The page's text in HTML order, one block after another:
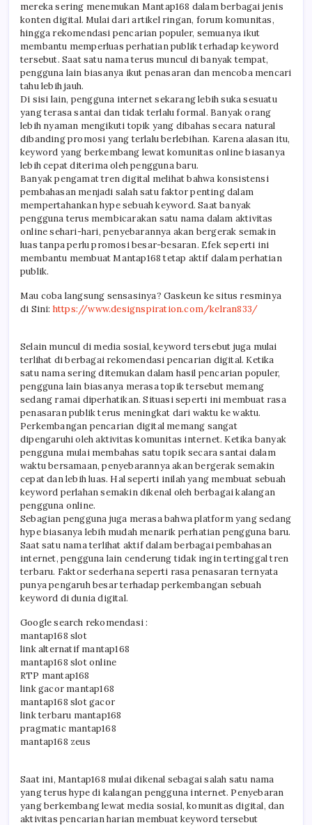
mereka sering menemukan Mantap168 dalam berbagai jenis
konten digital. Mulai dari artikel ringan, forum komunitas,
hingga rekomendasi pencarian populer, semuanya ikut
membantu memperluas perhatian publik terhadap keyword
tersebut. Saat satu nama terus muncul di banyak tempat,
pengguna lain biasanya ikut penasaran dan mencoba mencari
tahu lebih jauh.
Di sisi lain, pengguna internet sekarang lebih suka sesuatu
yang terasa santai dan tidak terlalu formal. Banyak orang
lebih nyaman mengikuti topik yang dibahas secara natural
dibanding promosi yang terlalu berlebihan. Karena alasan itu,
keyword yang berkembang lewat komunitas online biasanya
lebih cepat diterima oleh pengguna baru.
Banyak pengamat tren digital melihat bahwa konsistensi
pembahasan menjadi salah satu faktor penting dalam
mempertahankan hype sebuah keyword. Saat banyak
pengguna terus membicarakan satu nama dalam aktivitas
online sehari-hari, penyebarannya akan bergerak semakin
luas tanpa perlu promosi besar-besaran. Efek seperti ini
membantu membuat Mantap168 tetap aktif dalam perhatian
publik.
Mau coba langsung sensasinya? Gaskeun ke situs resminya
di Sini: https://www.designspiration.com/kelran833/
Selain muncul di media sosial, keyword tersebut juga mulai
terlihat di berbagai rekomendasi pencarian digital. Ketika
satu nama sering ditemukan dalam hasil pencarian populer,
pengguna lain biasanya merasa topik tersebut memang
sedang ramai diperhatikan. Situasi seperti ini membuat rasa
penasaran publik terus meningkat dari waktu ke waktu.
Perkembangan pencarian digital memang sangat
dipengaruhi oleh aktivitas komunitas internet. Ketika banyak
pengguna mulai membahas satu topik secara santai dalam
waktu bersamaan, penyebarannya akan bergerak semakin
cepat dan lebih luas. Hal seperti inilah yang membuat sebuah
keyword perlahan semakin dikenal oleh berbagai kalangan
pengguna online.
Sebagian pengguna juga merasa bahwa platform yang sedang
hype biasanya lebih mudah menarik perhatian pengguna baru.
Saat satu nama terlihat aktif dalam berbagai pembahasan
internet, pengguna lain cenderung tidak ingin tertinggal tren
terbaru. Faktor sederhana seperti rasa penasaran ternyata
punya pengaruh besar terhadap perkembangan sebuah
keyword di dunia digital.
Google search rekomendasi :
mantap168 slot
link alternatif mantap168
mantap168 slot online
RTP mantap168
link gacor mantap168
mantap168 slot gacor
link terbaru mantap168
pragmatic mantap168
mantap168 zeus
Saat ini, Mantap168 mulai dikenal sebagai salah satu nama
yang terus hype di kalangan pengguna internet. Penyebaran
yang berkembang lewat media sosial, komunitas digital, dan
aktivitas pencarian harian membuat keyword tersebut